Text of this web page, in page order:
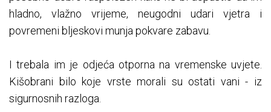
hladno, vlažno vrijeme, neugodni udari vjetra i
povremeni bljeskovi munja pokvare zabavu.
I trebala im je odjeća otporna na vremenske uvjete.
Kišobrani bilo koje vrste morali su ostati vani - iz
sigurnosnih razloga.